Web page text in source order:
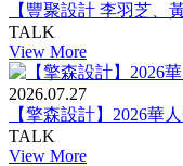
【豐聚設計 李羽芝、
TALK
View More
2026.07.27
【擎森設計】2026華
TALK
View More